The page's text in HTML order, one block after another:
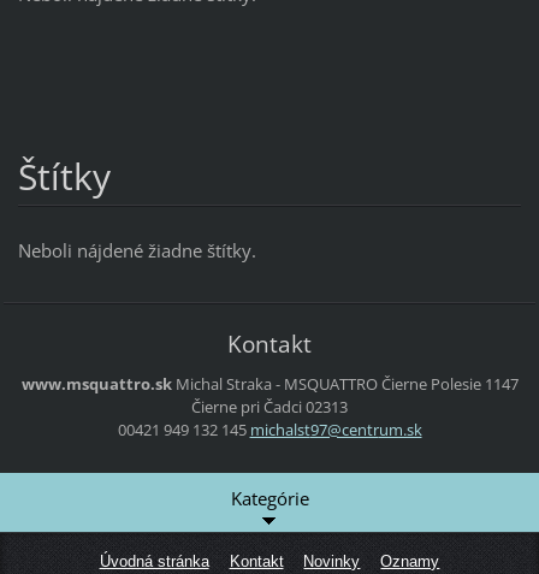
Štítky
Neboli nájdené žiadne štítky.
Kontakt
www.msquattro.sk Michal Straka - MSQUATTROČierne Polesie 1147
Čierne pri Čadci 02313
00421 949 132 145 michalst97@centrum.sk
Kategórie
Úvodná stránka Kontakt Novinky Oznamy